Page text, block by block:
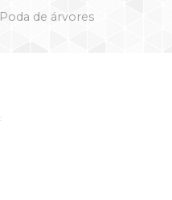
Poda de árvores